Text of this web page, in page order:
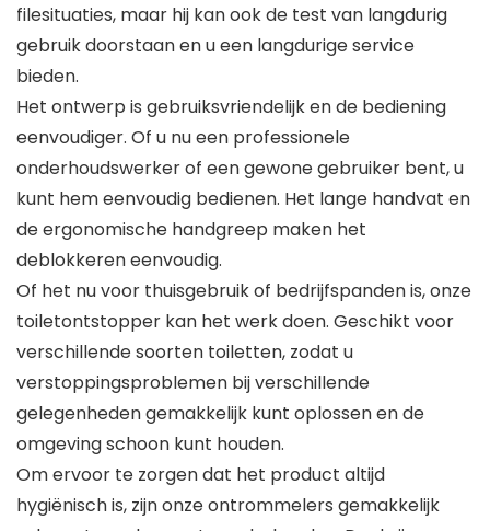
filesituaties, maar hij kan ook de test van langdurig
gebruik doorstaan en u een langdurige service
bieden.
Het ontwerp is gebruiksvriendelijk en de bediening
eenvoudiger. Of u nu een professionele
onderhoudswerker of een gewone gebruiker bent, u
kunt hem eenvoudig bedienen. Het lange handvat en
de ergonomische handgreep maken het
deblokkeren eenvoudig.
Of het nu voor thuisgebruik of bedrijfspanden is, onze
toiletontstopper kan het werk doen. Geschikt voor
verschillende soorten toiletten, zodat u
verstoppingsproblemen bij verschillende
gelegenheden gemakkelijk kunt oplossen en de
omgeving schoon kunt houden.
Om ervoor te zorgen dat het product altijd
hygiënisch is, zijn onze ontrommelers gemakkelijk